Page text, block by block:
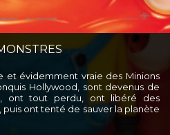
et évidemment vraie des Minions
Hollywood, sont devenus de
ont tout perdu, ont libéré des
ont tenté de sauver la planète